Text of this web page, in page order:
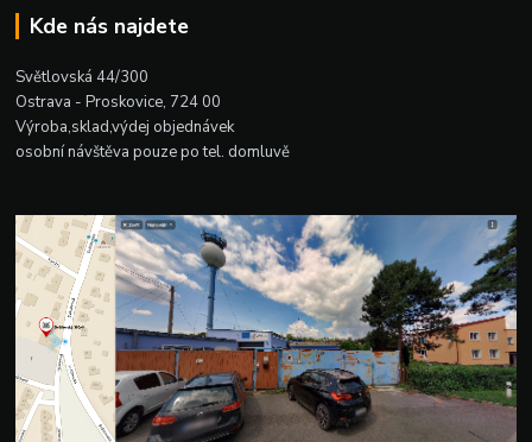
Kde nás najdete
Světlovská 44/300
Ostrava - Proskovice, 724 00
Výroba,sklad,výdej objednávek
osobní návštěva pouze po tel. domluvě